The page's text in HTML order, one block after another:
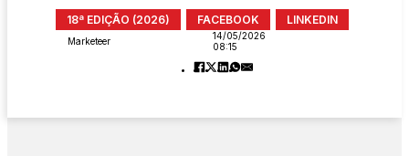
18ª EDIÇÃO (2026) FACEBOOK LINKEDIN
Marketeer
14/05/2026
08:15